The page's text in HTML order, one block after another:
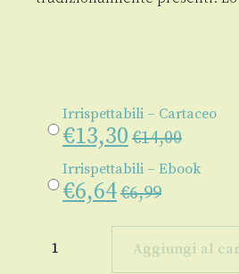
Irrispettabili – Cartaceo
€13,30 €14,00
Irrispettabili – Ebook
€6,64€6,99
Irrispettabili
quantità
Aggiungi al